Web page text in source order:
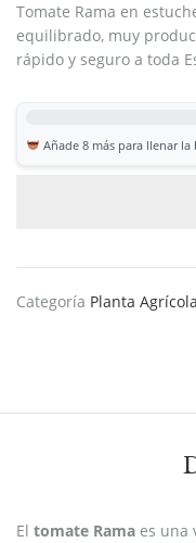
Tomate Rama en
equilibrado, muy
rápido y seguro a toda
Añade 8 más para llenar la
Categoría Planta Agrícola
El tomate Rama es una